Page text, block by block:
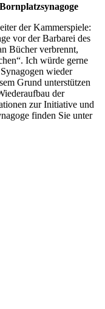
der Kammerspiele:
vor der Barbarei des
Bücher verbrennt,
Ich würde gerne
wieder
Grund unterstützen
der
zur Initiative und
finden Sie unter